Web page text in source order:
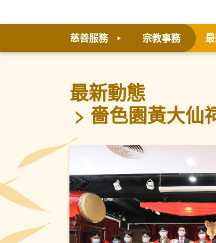
慈善服務 宗教事務
最新動態
嗇色園黃大仙